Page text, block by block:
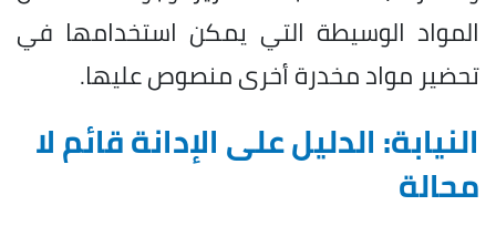
المواد الوسيطة التي يمكن استخدامها في
تحضير مواد مخدرة أخرى منصوص عليها.
النيابة: الدليل على الإدانة قائم لا
محالة